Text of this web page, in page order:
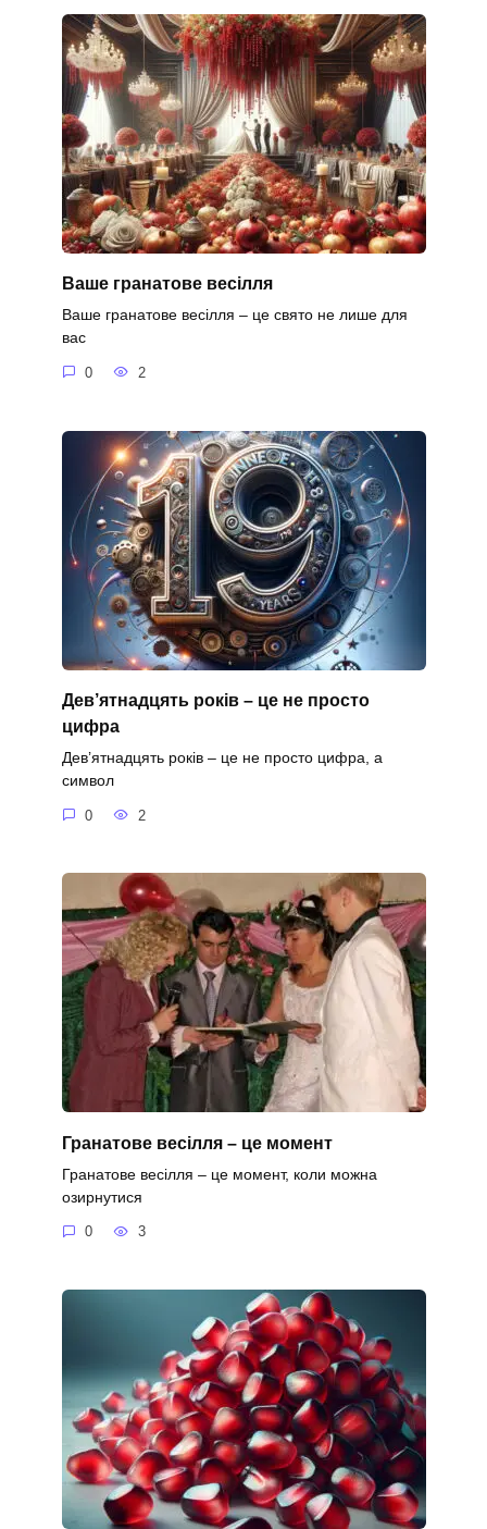
Ваше гранатове весілля
Ваше гранатове весілля – це свято не лише для
вас
0 2
Дев’ятнадцять років – це не просто
цифра
Дев’ятнадцять років – це не просто цифра, а
символ
0 2
Гранатове весілля – це момент
Гранатове весілля – це момент, коли можна
озирнутися
0 3